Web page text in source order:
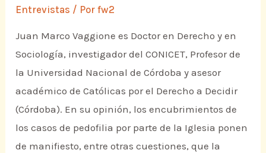
Entrevistas / Porfw2
Juan Marco Vaggione es Doctor en Derecho y en
Sociología, investigador del CONICET, Profesor de
la Universidad Nacional de Córdoba y asesor
académico de Católicas por el Derecho a Decidir
(Córdoba). En su opinión, los encubrimientos de
los casos de pedofilia por parte de la Iglesia ponen
de manifiesto, entre otras cuestiones, que la